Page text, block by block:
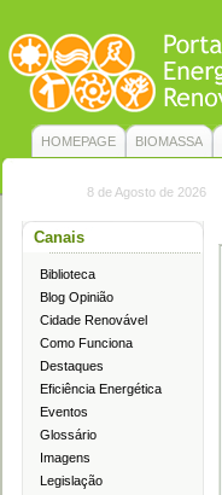
HOMEPAGE BIOMASSA
8 de Agosto de 2026
Canais
Biblioteca
Blog Opinião
Cidade Renovável
Como Funciona
Destaques
Eficiência Energética
Eventos
Glossário
Imagens
Legislação